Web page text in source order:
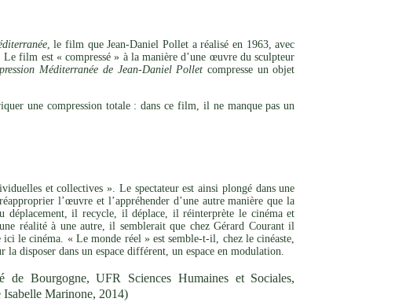
, le film que Jean-Daniel Pollet a réalisé en 1963, avec
film est « compressé » à la manière d’une œuvre du sculpteur
Méditerranée de Jean-Daniel Pollet compresse un objet
une compression totale : dans ce film, il ne manque pas un
et collectives ». Le spectateur est ainsi plongé dans une
l’œuvre et l’appréhender d’une autre manière que la
déplacement, il recycle, il déplace, il réinterprète le cinéma et
réalité à une autre, il semblerait que chez Gérard Courant il
le cinéma. « Le monde réel » est semble-t-il, chez le cinéaste,
disposer dans un espace différent, un espace en modulation.
de Bourgogne, UFR Sciences Humaines et Sociales,
Marinone, 2014)